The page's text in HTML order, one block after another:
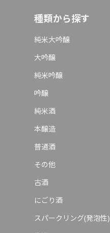
種類から探す
純米大吟醸
大吟醸
純米吟醸
吟醸
純米酒
本醸造
普通酒
その他
古酒
にごり酒
スパークリング(発泡性)